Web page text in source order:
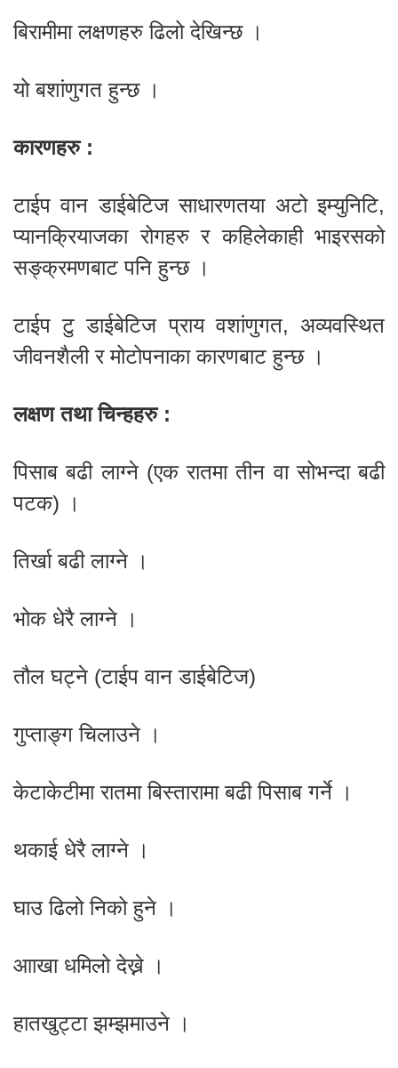
बिरामीमा लक्षणहरु ढिलो देखिन्छ ।
यो बशांणुगत हुन्छ ।
कारणहरु :
टाईप वान डाईबेटिज साधारणतया अटो इम्युनिटि,
प्यानक्रियाजका रोगहरु र कहिलेकाही भाइरसको
सङ्क्रमणबाट पनि हुन्छ ।
टाईप टु डाईबेटिज प्राय वशांणुगत, अव्यवस्थित
जीवनशैली र मोटोपनाका कारणबाट हुन्छ ।
लक्षण तथा चिन्हहरु :
पिसाब बढी लाग्ने (एक रातमा तीन वा सोभन्दा बढी
पटक) ।
तिर्खा बढी लाग्ने ।
भोक धेरै लाग्ने ।
तौल घट्ने (टाईप वान डाईबेटिज)
गुप्ताङ्ग चिलाउने ।
केटाकेटीमा रातमा बिस्तारामा बढी पिसाब गर्ने ।
थकाई धेरै लाग्ने ।
घाउ ढिलो निको हुने ।
आाखा धमिलो देख्ने ।
हातखुट्टा झम्झमाउने ।